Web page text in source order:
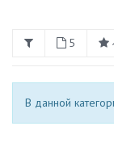
5
В данной